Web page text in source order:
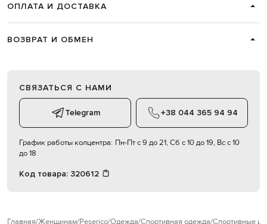
ОПЛАТА И ДОСТАВКА
ВОЗВРАТ И ОБМЕН
СВЯЗАТЬСЯ С НАМИ
Telegram +38 044 365 94 94
График работы колцентра: Пн-Пт с 9 до 21, Сб с 10 до 19, Вс с 10
до 18
Код товара: 320612
Главная Женщинам Peserico Одежда Спортивная одежда Спортивные